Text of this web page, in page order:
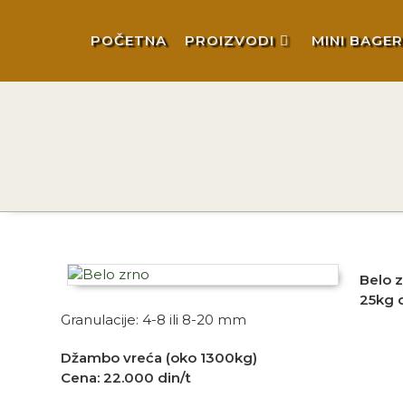
POČETNA PROIZVODI MINI BAGER
Belo
25kg
Granulacije: 4-8 ili 8-20 mm
Džambo vreća (oko 1300kg)
Cena: 22.000 din/t